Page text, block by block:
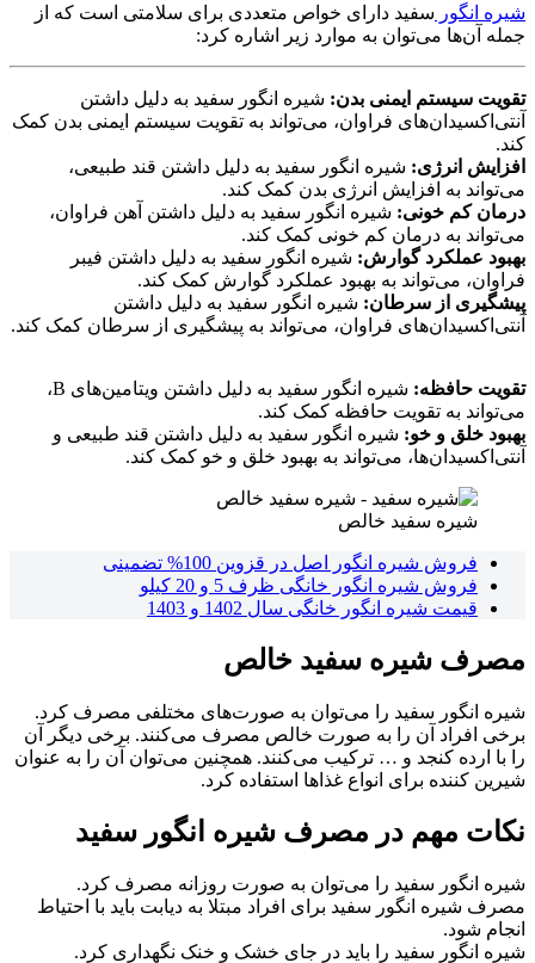
شیره انگور سفید دارای خواص متعددی برای سلامتی است که از
جمله آن‌ها می‌توان به موارد زیر اشاره کرد:
تقویت سیستم ایمنی بدن: شیره انگور سفید به دلیل داشتن
آنتی‌اکسیدان‌های فراوان، می‌تواند به تقویت سیستم ایمنی بدن کمک
کند.
افزایش انرژی: شیره انگور سفید به دلیل داشتن قند طبیعی،
می‌تواند به افزایش انرژی بدن کمک کند.
درمان کم خونی: شیره انگور سفید به دلیل داشتن آهن فراوان،
می‌تواند به درمان کم خونی کمک کند.
بهبود عملکرد گوارش: شیره انگور سفید به دلیل داشتن فیبر
فراوان، می‌تواند به بهبود عملکرد گوارش کمک کند.
پیشگیری از سرطان: شیره انگور سفید به دلیل داشتن
آنتی‌اکسیدان‌های فراوان، می‌تواند به پیشگیری از سرطان کمک کند.
تقویت حافظه:
شیره انگور سفید به دلیل داشتن ویتامین‌های B،
می‌تواند به تقویت حافظه کمک کند.
بهبود خلق و خو: شیره انگور سفید به دلیل داشتن قند طبیعی و
آنتی‌اکسیدان‌ها، می‌تواند به بهبود خلق و خو کمک کند.
شیره سفید خالص
فروش شیره انگور اصل در قزوین 100% تضمینی
فروش شیره انگور خانگی ظرف 5 و 20 کیلو
قیمت شیره انگور خانگی سال 1402 و 1403
مصرف شیره سفید خالص
شیره انگور سفید را می‌توان به صورت‌های مختلفی مصرف کرد.
برخی افراد آن را به صورت خالص مصرف می‌کنند. برخی دیگر آن
را با ارده کنجد و … ترکیب می‌کنند. همچنین می‌توان آن را به عنوان
شیرین کننده برای انواع غذاها استفاده کرد.
نکات مهم در مصرف شیره انگور سفید
شیره انگور سفید را می‌توان به صورت روزانه مصرف کرد.
مصرف شیره انگور سفید برای افراد مبتلا به دیابت باید با احتیاط
انجام شود.
شیره انگور سفید را باید در جای خشک و خنک نگهداری کرد.